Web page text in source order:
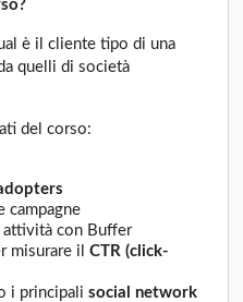
è il cliente tipo di una
quelli di società
del corso:
campagne
attività con Buffer
misurare ilCTR (click-
i principalisocial network